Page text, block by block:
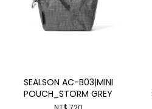
SEALSON AC-B03|MINI
POUCH_STORM GREY